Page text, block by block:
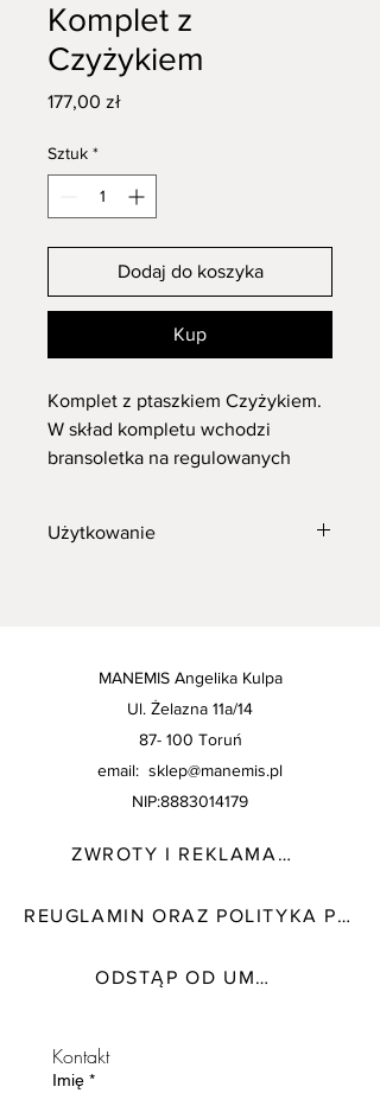
Komplet z
Czyżykiem
177,00 złCena
Sztuk *
Dodaj do koszyka
Kup
Komplet z ptaszkiem Czyżykiem.
W skład kompletu wchodzi
bransoletka na regulowanych
(hipoalergiczne) oraz naszyjnik z
Użytkowanie
Nie śpij w biżuterii, gdyż pod
naciskiem może ulec uszkodzeniu.
Zawiera małe elementy, dzieci
powinny używać produktów pod
nadzorem osoby dorosłej.
MANEMIS Angelika Kulpa
Ul. Żelazna 11a/14
87- 100 Toruń
email: sklep@manemis.pl
NIP:8883014179
ZWROTY I REKLAMACJE
REUGLAMIN ORAZ POLITYKA PRYWATNOŚCI
ODSTĄP OD UMOWY TUTAJ
Kontakt
Imię *